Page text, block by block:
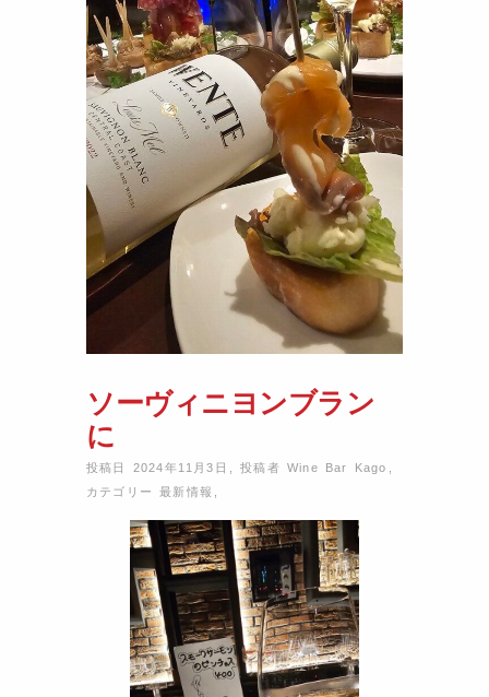
ソーヴィニヨンブラン
に
投稿日 2024年11月3日 ,投稿者Wine Bar Kago ,
カテゴリー最新情報 ,